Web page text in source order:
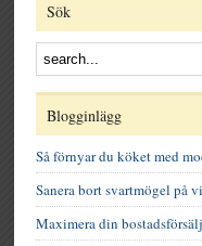
Sök
Blogginlägg
Så förnyar du köket med
Sanera bort svartmögel på
Maximera din